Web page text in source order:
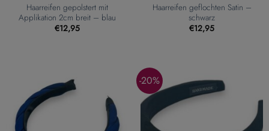
Haarreifen gepolstert mit
Applikation 2cm breit – blau
€12,95
Haarreifen geflochten Satin –
schwarz
€12,95
-20%